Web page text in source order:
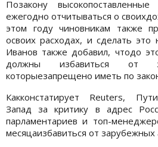
Позакону
ежегодно отчитываться о
этом году чиновникам также
освоих расходах, и сделать
Иванов также добавил, чтодо
должны избавиться от
которыезапрещено иметь по
Какконстатирует Reuters,
Запад за критику в адрес
парламентариев и топ-
месяцаизбавиться от зарубежных